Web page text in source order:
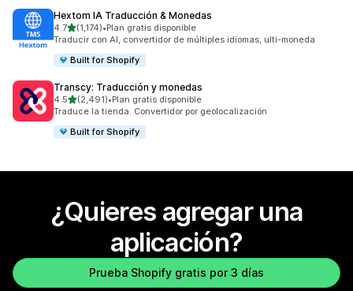
Hextom IA Traducción & Monedas
4.7de 5 estrellas
(1,174)
1174 reseñas en total
•Plan gratis disponible
Traducir con AI, convertidor de múltiples idiomas, ulti-moneda
Built for Shopify
Transcy: Traducción y monedas
4.5de 5 estrellas
(2,491)
2491 reseñas en total
•Plan gratis disponible
Traduce la tienda. Convertidor por geolocalización
Built for Shopify
¿Quieres agregar una
aplicación?
Prueba Shopify gratis por 3 días